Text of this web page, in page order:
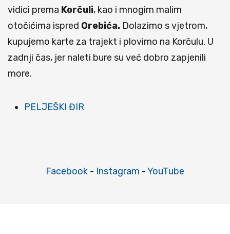
vidici prema Korčuli, kao i mnogim malim
otočićima ispred Orebića. Dolazimo s vjetrom,
kupujemo karte za trajekt i plovimo na Korčulu. U
zadnji čas, jer naleti bure su već dobro zapjenili
more.
PELJEŠKI ĐIR
Facebook - Instagram -YouTube